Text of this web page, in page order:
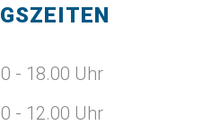
- 18.00 Uhr
- 12.00 Uhr